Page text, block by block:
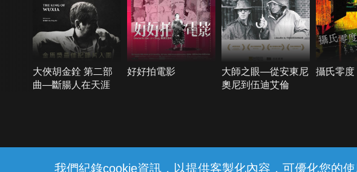
我們紀錄cookie資訊，以提供客製化內容，可優化您的
大俠胡金銓 第二部
曲—斷腸人在天涯
好好拍電影
大師之眼—從安東尼
奧尼到伍迪艾倫
攝氏零度